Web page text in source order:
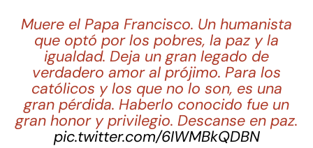
Muere el Papa Francisco. Un humanista
que optó por los pobres, la paz y la
igualdad. Deja un gran legado de
verdadero amor al prójimo. Para los
católicos y los que no lo son, es una
gran pérdida. Haberlo conocido fue un
gran honor y privilegio. Descanse en paz.
pic.twitter.com/6IWMBkQDBN